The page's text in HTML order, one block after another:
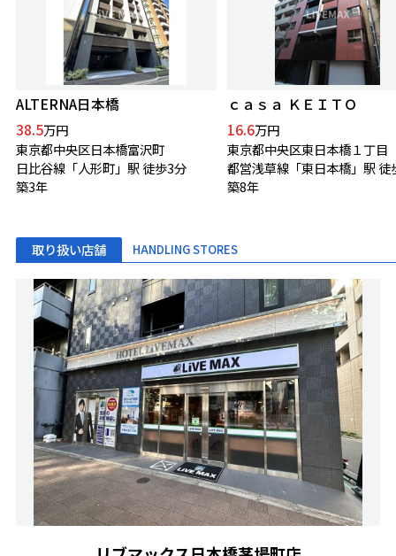
ALTERNA日本橋
38.5万円
東京都中央区日本橋富沢町
日比谷線「人形町」駅 徒歩3分
築3年
ｃａｓａ ＫＥＩＴＯ
16.6万円
東京都中央区東日本橋１丁目
都営浅草線「東日本橋」駅 徒
築8年
取り扱い店舗 HANDLING STORES